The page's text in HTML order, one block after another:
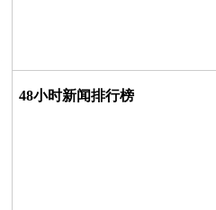
48小时新闻排行榜